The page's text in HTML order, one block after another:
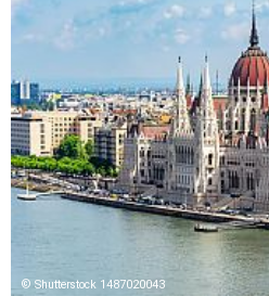
Shutterstock 1487020043